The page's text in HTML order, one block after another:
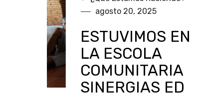
agosto 20, 2025
ESTUVIMOS EN
LA ESCOLA
COMUNITARIA
SINERGIAS ED